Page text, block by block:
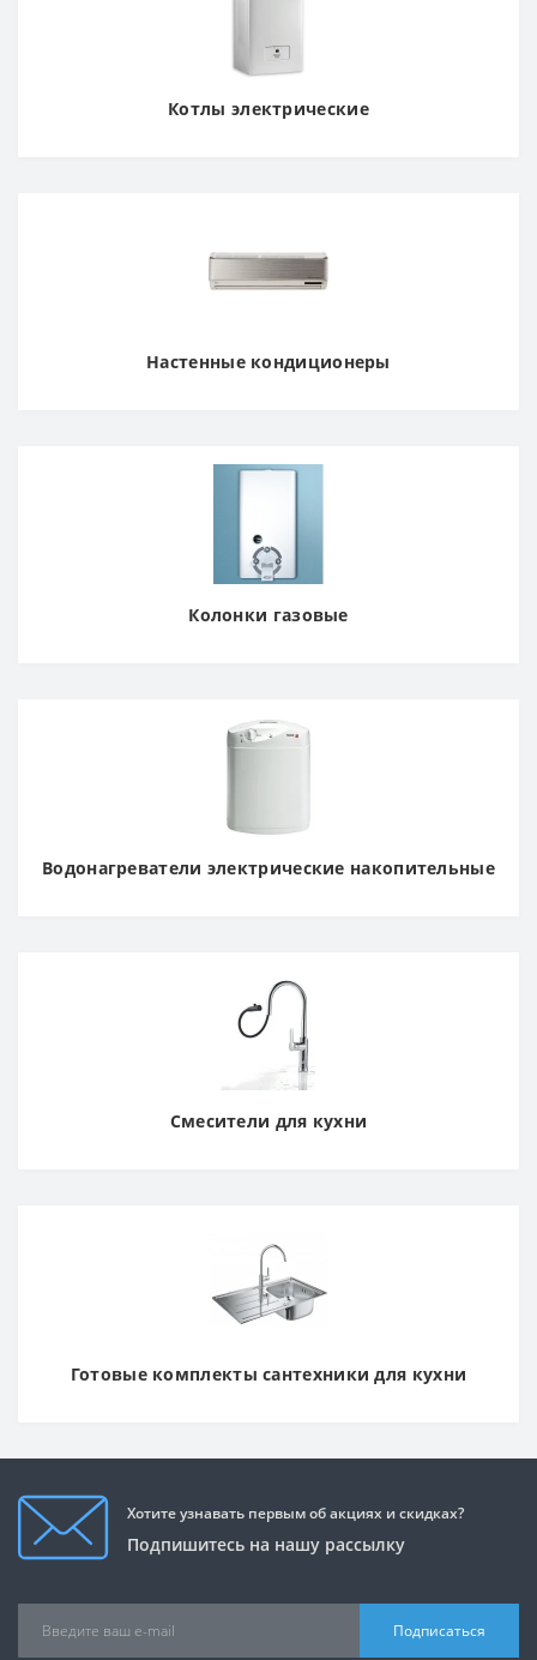
Котлы электрические
Настенные кондиционеры
Колонки газовые
Водонагреватели электрические накопительные
Смесители для кухни
Готовые комплекты сантехники для кухни
Хотите узнавать первым об акциях и скидках?
Подпишитесь на нашу рассылку
Подписаться